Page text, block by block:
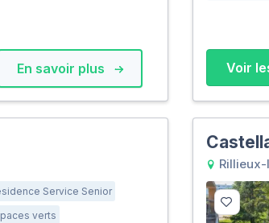
En savoir plus Voir
Service Senior
verts